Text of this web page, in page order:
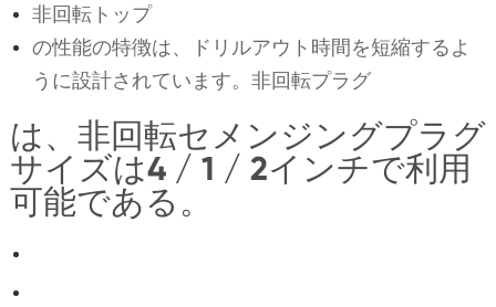
非回転トップ
の性能の特徴は、ドリルアウト時間を短縮するよ
うに設計されています。非回転プラグ
は、非回転セメンジングプラグ
サイズは4 / 1 / 2インチで利用
可能である。